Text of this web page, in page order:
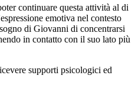
continuare questa attività al di
emotiva nel contesto
di Giovanni di concentrarsi
in contatto con il suo lato più
supporti psicologici ed